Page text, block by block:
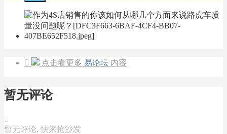
 点击看更多 易论坛 内容
暂无评论

暂无评论, 快来抢沙发